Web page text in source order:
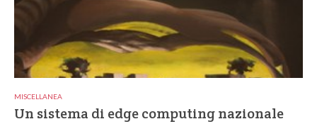
MISCELLANEA
Un sistema di edge computing nazionale